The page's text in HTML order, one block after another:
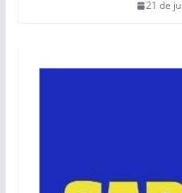
21 de